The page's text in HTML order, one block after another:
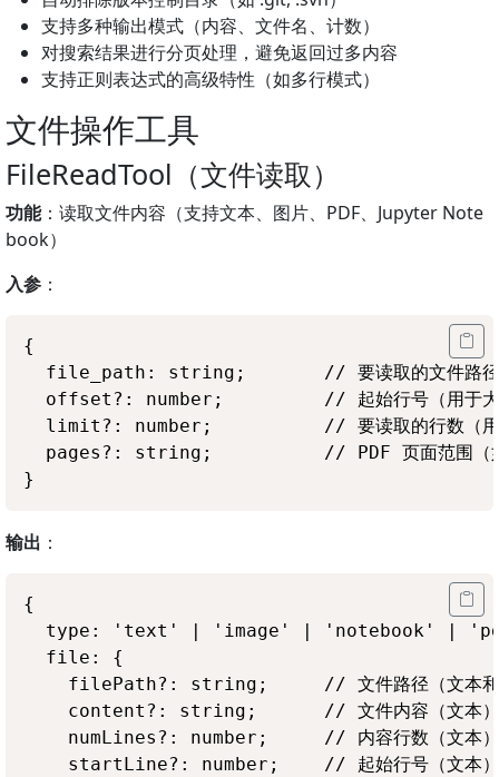
支持多种输出模式（内容、文件名、计数）
对搜索结果进行分页处理，避免返回过多内容
支持正则表达式的高级特性（如多行模式）
文件操作工具
FileReadTool（文件读取）
功能：读取文件内容（支持文本、图片、PDF、Jupyter Note
book）
入参 ：
{
file_path: string;       // 要读取的文件路径
offset?: number;         // 起始行号（用于大
limit?: number;          // 要读取的行数（用
pages?: string;          // PDF 页面范围（
输出 ：
{
type: 'text' | 'image' | 'notebook' |
  file: {
filePath?: string;     // 文件路径（文本
    content?: string;      // 文件内容（文本）
    numLines?: number;     // 内容行数（文本）
    startLine?: number;    // 起始行号（文本）